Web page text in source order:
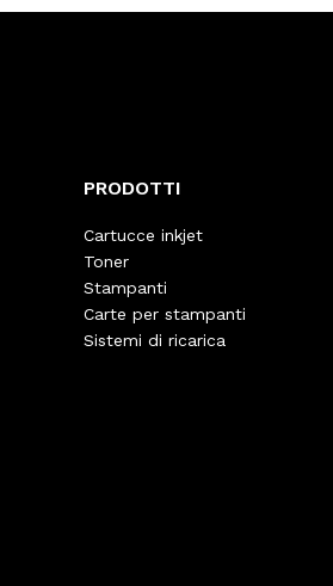
PRODOTTI
Cartucce inkjet
Toner
Stampanti
Carte per stampanti
Sistemi di ricarica